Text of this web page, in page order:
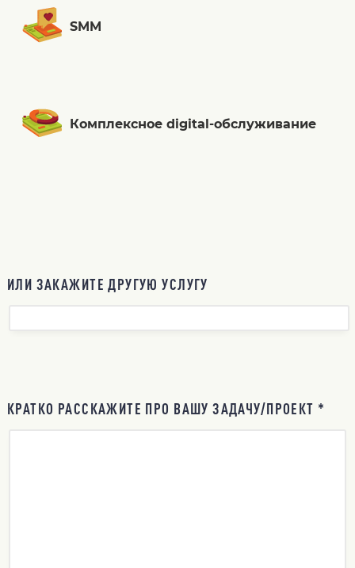
SMM
Комплексное digital-обслуживание
ИЛИ ЗАКАЖИТЕ ДРУГУЮ УСЛУГУ
КРАТКО РАССКАЖИТЕ ПРО ВАШУ ЗАДАЧУ/ПРОЕКТ *